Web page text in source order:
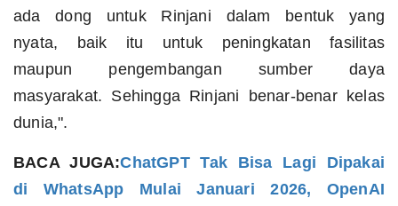
ada dong untuk Rinjani dalam bentuk yang
nyata, baik itu untuk peningkatan fasilitas
maupun pengembangan sumber daya
masyarakat. Sehingga Rinjani benar-benar kelas
dunia,".
BACA JUGA:ChatGPT Tak Bisa Lagi Dipakai
di WhatsApp Mulai Januari 2026, OpenAI